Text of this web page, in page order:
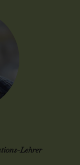
Lehrer